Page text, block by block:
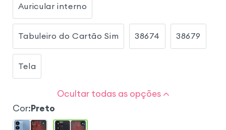
Auricular interno
Tabuleiro do Cartão Sim 38674 38679
Tela
Ocultar todas as opções
Cor:Preto